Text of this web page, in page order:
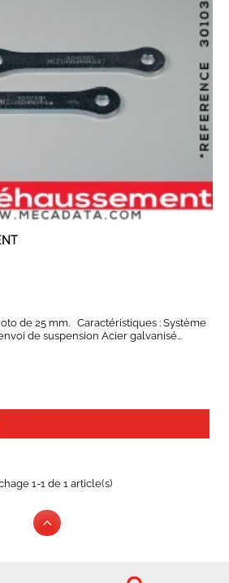
SOUS 8 JOURS
de 25 mm. Caractéristiques : Système
de suspension Acier galvanisé...
1-1 de 1 article(s)